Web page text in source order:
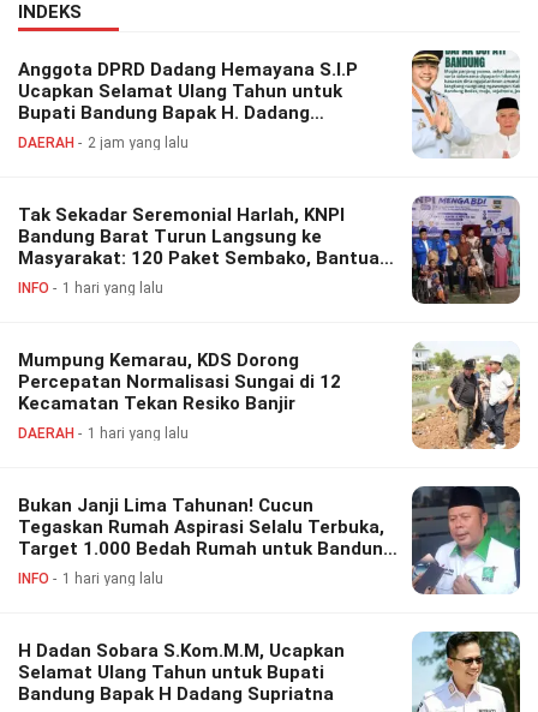
INDEKS
Anggota DPRD Dadang Hemayana S.I.P
Ucapkan Selamat Ulang Tahun untuk
Bupati Bandung Bapak H. Dadang
Supriatna
DAERAH 2 jam yang lalu
Tak Sekadar Seremonial Harlah, KNPI
Bandung Barat Turun Langsung ke
Masyarakat: 120 Paket Sembako, Bantuan
Disabilitas hingga Layanan Kesehatan
INFO 1 hari yang lalu
Mumpung Kemarau, KDS Dorong
Percepatan Normalisasi Sungai di 12
Kecamatan Tekan Resiko Banjir
DAERAH 1 hari yang lalu
Bukan Janji Lima Tahunan! Cucun
Tegaskan Rumah Aspirasi Selalu Terbuka,
Target 1.000 Bedah Rumah untuk Bandung
Barat
INFO 1 hari yang lalu
H Dadan Sobara S.Kom.M.M, Ucapkan
Selamat Ulang Tahun untuk Bupati
Bandung Bapak H Dadang Supriatna